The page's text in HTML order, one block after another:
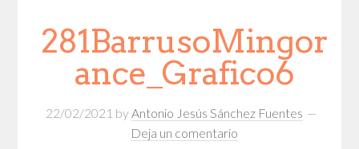
281BarrusoMingor
ance_Grafico6
22/02/2021 by Antonio Jesús Sánchez Fuentes
Deja un comentario